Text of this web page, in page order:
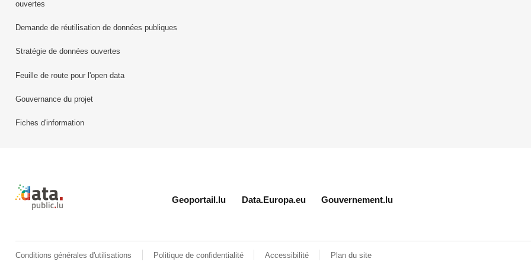
ouvertes
Demande de réutilisation de données publiques
Stratégie de données ouvertes
Feuille de route pour l'open data
Gouvernance du projet
Fiches d'information
Retour à l'accueil de data.public.lu
Geoportail.lu Data.Europa.eu Gouvernement.lu
Conditions générales d'utilisations Politique de confidentialité Accessibilité Plan du site